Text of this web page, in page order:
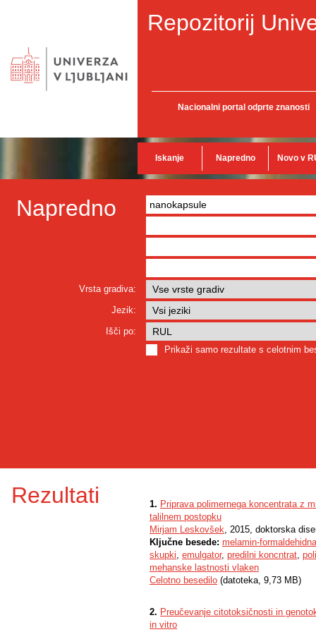
Repozitorij
Nacionalni portal odprte znanosti
Iskanje Napredno Novo v
Napredno
Vrsta gradiva:
Jezik:
Išči po:
Prikaži samo rezultate s celotnim
Rezultati 1. Priprava polimernega koncentrata z
talilnem postopku
Mirjam Leskovšek, 2015, doktorska
Ključne besede: melamin-
skupki, emulgator, predilni koncntrat,
mehanske lastnosti vlaken
Celotno besedilo (datoteka, 9,73 MB)
2. Preučevanje citotoksičnosti in
in vitro